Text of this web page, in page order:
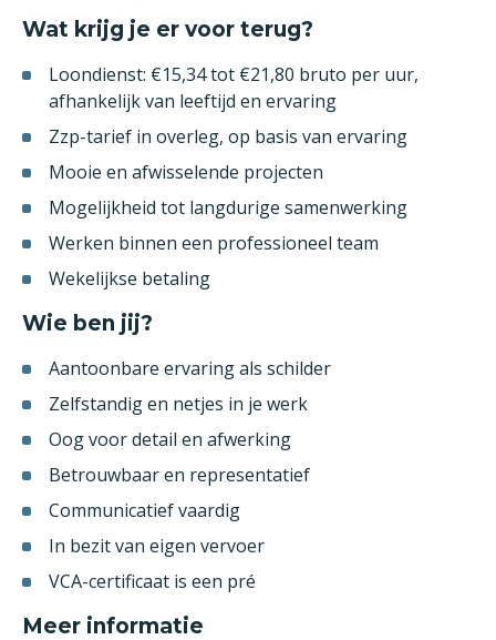
Wat krijg je er voor terug?
Loondienst: €15,34 tot €21,80 bruto per uur,
afhankelijk van leeftijd en ervaring
Zzp-tarief in overleg, op basis van ervaring
Mooie en afwisselende projecten
Mogelijkheid tot langdurige samenwerking
Werken binnen een professioneel team
Wekelijkse betaling
Wie ben jij?
Aantoonbare ervaring als schilder
Zelfstandig en netjes in je werk
Oog voor detail en afwerking
Betrouwbaar en representatief
Communicatief vaardig
In bezit van eigen vervoer
VCA-certificaat is een pré
Meer informatie